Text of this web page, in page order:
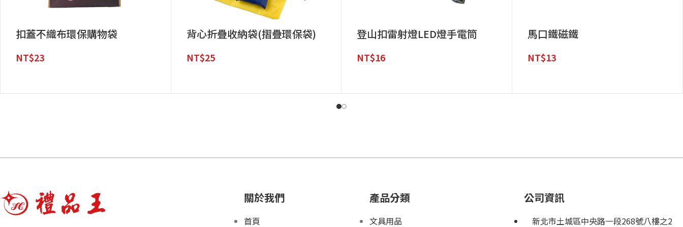
扣蓋不織布環保購物袋
NT$23
背心折疊收納袋(摺疊環保袋)
NT$25
登山扣雷射燈LED燈手電筒
NT$16
馬口鐵磁鐵
NT$13
關於我們
首頁
產品分類
文具用品
公司資訊
新北市土城區中央路一段268號八樓之2